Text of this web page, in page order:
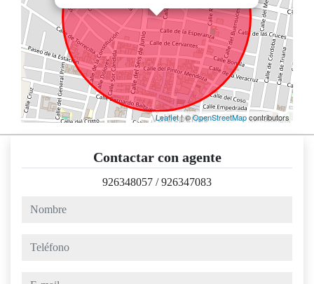
Leaflet| ©OpenStreetMapcontributors
Contactar con agente
926348057 /926347083
nombre
teléfono
e-mail